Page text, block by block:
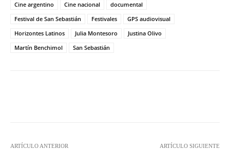
Cine argentino
Cine nacional
documental
Festival de San Sebastián
Festivales
GPS audiovisual
Horizontes Latinos
Julia Montesoro
Justina Olivo
Martín Benchimol
San Sebastián
ARTÍCULO ANTERIOR ARTÍCULO SIGUIENTE